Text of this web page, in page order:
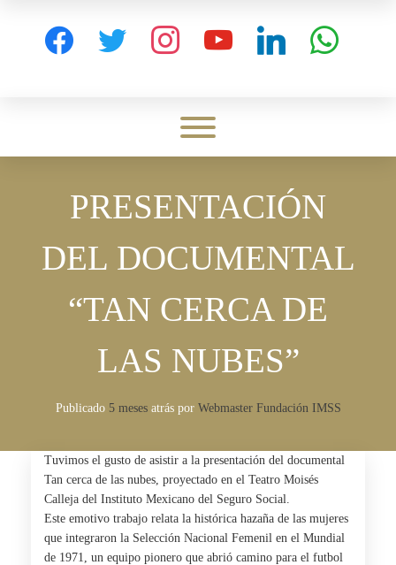
facebook twitter instagram youtube linkedin whatsapp
Toggle menu visibility.
PRESENTACIÓN
DEL DOCUMENTAL
“TAN CERCA DE
LAS NUBES”
Publicado 5 mesesatrás por Webmaster Fundación IMSS
Tuvimos el gusto de asistir a la presentación del documental
Tan cerca de las nubes, proyectado en el Teatro Moisés
Calleja del Instituto Mexicano del Seguro Social.
Este emotivo trabajo relata la histórica hazaña de las mujeres
que integraron la Selección Nacional Femenil en el Mundial
de 1971, un equipo pionero que abrió camino para el futbol